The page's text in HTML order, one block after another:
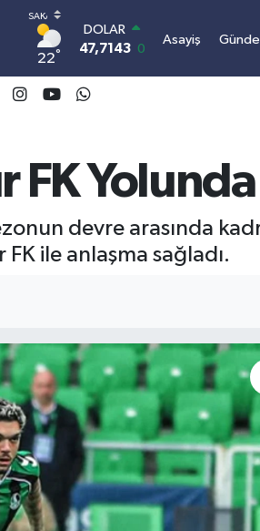
22°
DOLAR
47,7143 0.16
55,0317
6510.40
0.45
BİST100
13.799
BITCOIN
Asayiş
FK Yolunda
devre arasında
ile anlaşma sağladı.